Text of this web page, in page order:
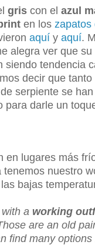
gris con el azul
en los zapatos
aquí y aquí.
alegra ver que
siendo tendencia
decir que
serpiente se
para darle un
en lugares más
tenemos nuestro
bajas
a working
are an old
find many